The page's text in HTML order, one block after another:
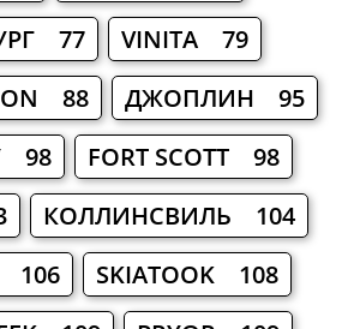
77
VINITA 79
88
ДЖОПЛИН 95
98
FORT SCOTT 98
КОЛЛИНСВИЛЬ 104
106
SKIATOOK 108